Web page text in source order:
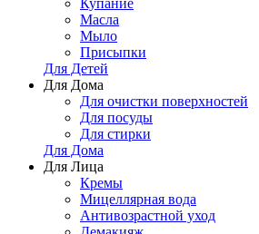
Купание
Масла
Мыло
Присыпки
Для Детей
Для Дома
Для очистки поверхностей
Для посуды
Для стирки
Для Дома
Для Лица
Кремы
Мицеллярная вода
Антивозрастной уход